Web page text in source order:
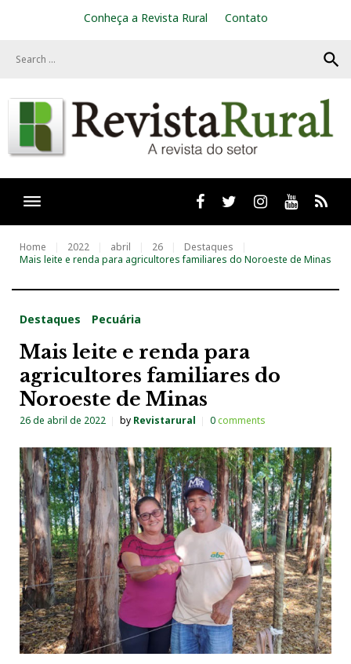
Conheça a Revista Rural Contato
search
Facebooktwitter Instagram
Youtube
Home 2022 abril 26
Destaques
Mais leite e renda para agricultores familiares do Noroeste de Minas
Destaques Pecuária
Mais leite e renda para
agricultores familiares do
Noroeste de Minas
26 de abril de 2022 by Revistarural 0comments